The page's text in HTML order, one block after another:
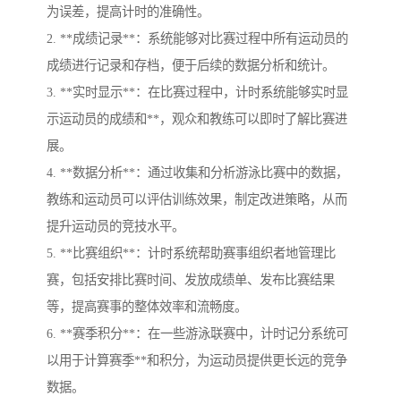
为误差，提高计时的准确性。
2. **成绩记录**：系统能够对比赛过程中所有运动员的
成绩进行记录和存档，便于后续的数据分析和统计。
3. **实时显示**：在比赛过程中，计时系统能够实时显
示运动员的成绩和**，观众和教练可以即时了解比赛进
展。
4. **数据分析**：通过收集和分析游泳比赛中的数据，
教练和运动员可以评估训练效果，制定改进策略，从而
提升运动员的竞技水平。
5. **比赛组织**：计时系统帮助赛事组织者地管理比
赛，包括安排比赛时间、发放成绩单、发布比赛结果
等，提高赛事的整体效率和流畅度。
6. **赛季积分**：在一些游泳联赛中，计时记分系统可
以用于计算赛季**和积分，为运动员提供更长远的竞争
数据。